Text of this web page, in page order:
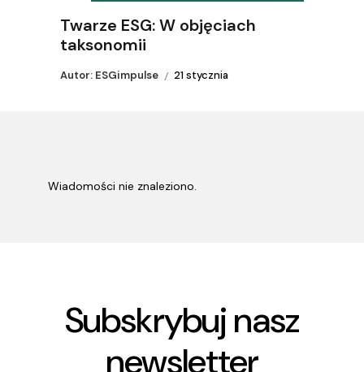
Twarze ESG: W objęciach
taksonomii
Autor: ESGimpulse 21 stycznia
Wiadomości nie znaleziono.
Subskrybuj nasz
newsletter